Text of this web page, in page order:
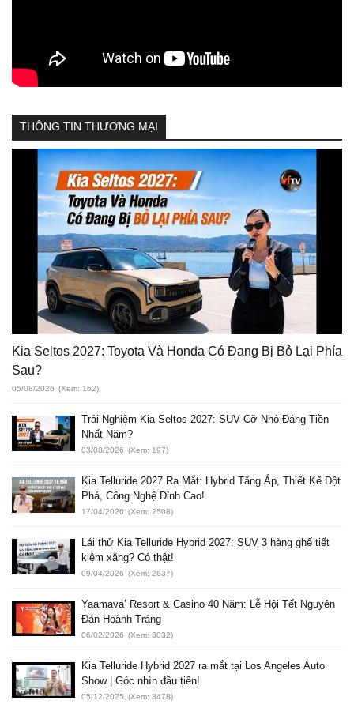
THÔNG TIN THƯƠNG MẠI
Kia Seltos 2027: Toyota Và Honda Có Đang Bị Bỏ Lại Phía
Sau?
05/08/2026 (Xem: 162)
Trải Nghiệm Kia Seltos 2027: SUV Cỡ Nhỏ Đáng Tiền
Nhất Năm?
03/08/2026 (Xem: 197)
Kia Telluride 2027 Ra Mắt: Hybrid Tăng Áp, Thiết Kế Đột
Phá, Công Nghệ Đỉnh Cao!
17/04/2026 (Xem: 2508)
Lái thử Kia Telluride Hybrid 2027: SUV 3 hàng ghế tiết
kiệm xăng? Có thật!
09/04/2026 (Xem: 2637)
Yaamava’ Resort & Casino 40 Năm: Lễ Hội Tết Nguyên
Đán Hoành Tráng
06/02/2026 (Xem: 3032)
Kia Telluride Hybrid 2027 ra mắt tại Los Angeles Auto
Show | Góc nhìn đầu tiên!
05/12/2025 (Xem: 3478)